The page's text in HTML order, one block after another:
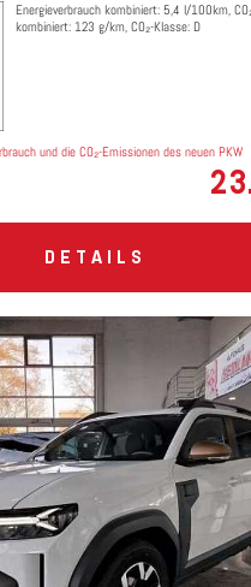
Energieverbrauch kombiniert: 5,4 l/100km,
kombiniert: 123 g/km, CO₂-Klasse: D
und die CO₂-Emissionen des neuen PKW
DETAILS